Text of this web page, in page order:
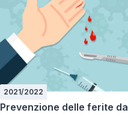
2021/2022
Prevenzione delle ferite da